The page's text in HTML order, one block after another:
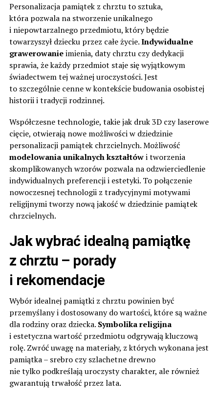
Personalizacja pamiątek z chrztu to sztuka,
która pozwala na stworzenie unikalnego
i niepowtarzalnego przedmiotu, który będzie
towarzyszył dziecku przez całe życie.Indywidualne
grawerowanieimienia, daty chrztu czy dedykacji
sprawia, że każdy przedmiot staje się wyjątkowym
świadectwem tej ważnej uroczystości. Jest
to szczególnie cenne w kontekście budowania osobistej
historii i tradycji rodzinnej.
Współczesne technologie, takie jak druk 3D czy laserowe
cięcie, otwierają nowe możliwości w dziedzinie
personalizacji pamiątek chrzcielnych. Możliwość
modelowania unikalnych kształtówi tworzenia
skomplikowanych wzorów pozwala na odzwierciedlenie
indywidualnych preferencji i estetyki. To połączenie
nowoczesnej technologii z tradycyjnymi motywami
religijnymi tworzy nową jakość w dziedzinie pamiątek
chrzcielnych.
Jak wybrać idealną pamiątkę
z chrztu – porady
i rekomendacje
Wybór idealnej pamiątki z chrztu powinien być
przemyślany i dostosowany do wartości, które są ważne
dla rodziny oraz dziecka. Symbolika religijna
i estetyczna wartość przedmiotu odgrywają kluczową
rolę. Zwróć uwagę na materiały, z których wykonana jest
pamiątka – srebro czy szlachetne drewno
nie tylko podkreślają uroczysty charakter, ale również
gwarantują trwałość przez lata.